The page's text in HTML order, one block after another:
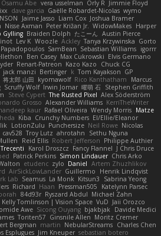
Osamu Abe vera usselman Orly R Jimmie Floyd
dave garcia Gaëlle Robardet-Nicolas wymo
Jaime Jasso Liam Cox Joshua Bramer
Nisse Axman Peter Križan Jr. WidowMakes Harper
Gylling Braiden Dolph たこーん Austin Pierce
Lev K Woozle Ackley Tanya Krzywinska Gorto
SamBean Sebastian Williams igorrr
Ben Casey Max Cukrowski Elvis Germano
Renart-Patreon Kazo Kazo
Chuck CG
jack manzi Bertinger k Tom Kayakson GP
将太郎 山田 kyomawolf Rico Kanthatham
Marcus
Scruffy Wolf Irwin Jomar 曜萌 石 Stephen Griffith
Steve Cypert The Rusted Pixel Alex Söderström
Grosso Alexander Williams KerriTheWriter
kaur Rafael Oliveira Wendy Morris Matze
Kiba Crunchy Numbers El/Ellie/Eleanor
LotionZulu Punchersize Neil Rowe Nicolas
cav528 Troy Lutz ahrotahn
Sethu Nguna
Reid Ellis Robert Jefferson Philippe Authier
Karol Droszcz Fancy Flannel J Chris Druce
Patrick Perkins Simon Lindauer Chris Arko
etudenc zylo Daniel Artem Zhuzhlikov
AirSickLowLander Guillermo
Henrik Lindqvist
Lab Seamus La Monk Kitsun3
Sabrina Yeong
Richard Haan Pressman505
Katelynn Parsec
84d93r Ryszard Abdul Michael Zahn
Kelly Tomlinson | Vision Space VuD Jaii Orozco
Awe Sicong Ouyang bjakbjak Davide Medici
Toriten57 Ginsnile Allen Moritz Cremer
Bergman martin NebularStreams Charles Chen
Esplugues Jim Kneuper sebastian botero